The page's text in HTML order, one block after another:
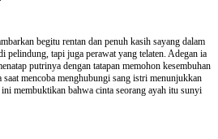
begitu rentan dan penuh kasih sayang dalam
pelindung, tapi juga perawat yang telaten. Adegan ia
putrinya dengan tatapan memohon kesembuhan
mencoba menghubungi sang istri menunjukkan
membuktikan bahwa cinta seorang ayah itu sunyi